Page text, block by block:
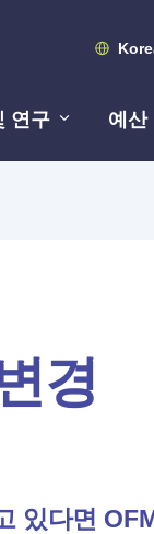
연구 예산
경
있다면